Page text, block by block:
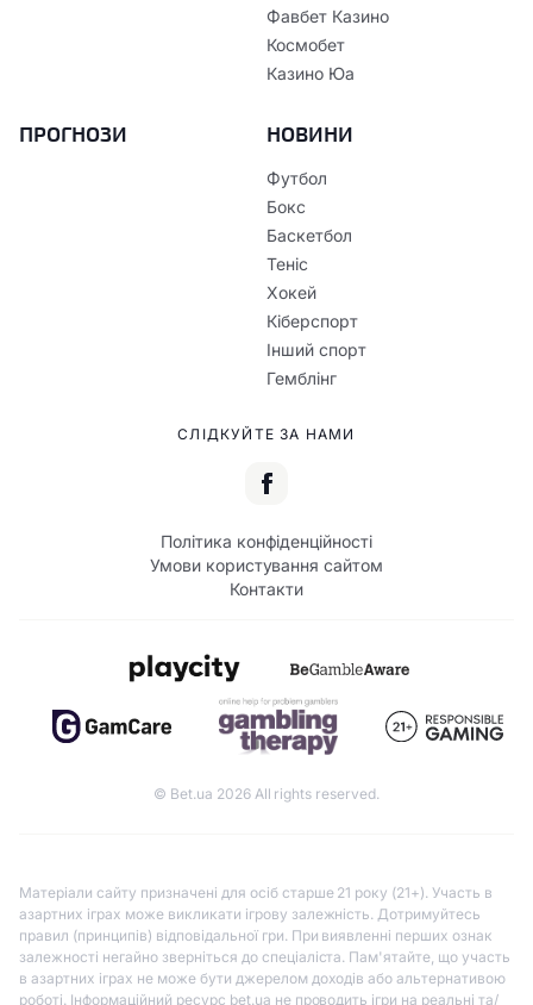
Фавбет Казино
Космобет
Казино Юа
ПРОГНОЗИ НОВИНИ
Футбол
Бокс
Баскетбол
Теніс
Хокей
Кіберспорт
Інший спорт
Гемблінг
СЛІДКУЙТЕ ЗА НАМИ
Політика конфіденційності
Умови користування сайтом
Контакти
© Bet.ua 2026 All rights reserved.
Матеріали сайту призначені для осіб старше 21 року (21+). Участь в
азартних іграх може викликати ігрову залежність. Дотримуйтесь
правил (принципів) відповідальної гри. При виявленні перших ознак
залежності негайно зверніться до спеціаліста. Пам'ятайте, що участь
в азартних іграх не може бути джерелом доходів або альтернативою
роботі. Інформаційний ресурс bet.ua не проводить ігри на реальні та/